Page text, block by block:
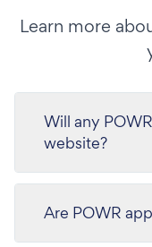
Learn more
Will any
website?
Are POWR